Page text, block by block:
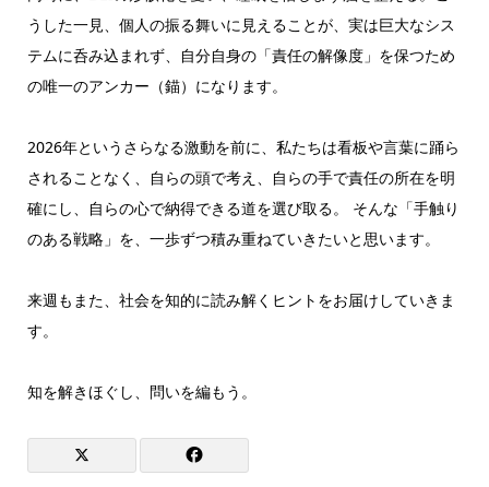
うした一見、個人の振る舞いに見えることが、実は巨大なシス
テムに呑み込まれず、自分自身の「責任の解像度」を保つため
の唯一のアンカー（錨）になります。
2026年というさらなる激動を前に、私たちは看板や言葉に踊ら
されることなく、自らの頭で考え、自らの手で責任の所在を明
確にし、自らの心で納得できる道を選び取る。 そんな「手触り
のある戦略」を、一歩ずつ積み重ねていきたいと思います。
来週もまた、社会を知的に読み解くヒントをお届けしていきま
す。
知を解きほぐし、問いを編もう。